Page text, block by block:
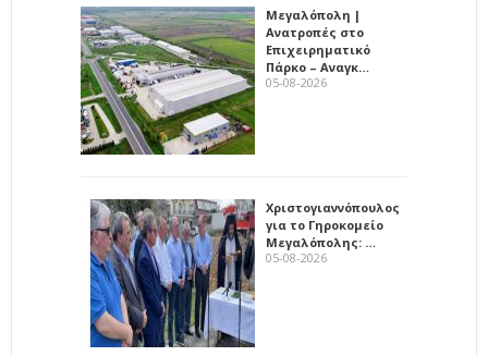
Μεγαλόπολη |
Ανατροπές στο
Επιχειρηματικό
Πάρκο – Αναγκ…
05-08-2026
Χριστογιαννόπουλος
για το Γηροκομείο
Μεγαλόπολης: …
05-08-2026